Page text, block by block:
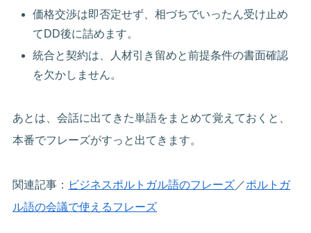
価格交渉は即否定せず、相づちでいったん受け止め
てDD後に詰めます。
統合と契約は、人材引き留めと前提条件の書面確認
を欠かしません。
あとは、会話に出てきた単語をまとめて覚えておくと、
本番でフレーズがすっと出てきます。
関連記事： ビジネスポルトガル語のフレーズ／ポルトガ
ル語の会議で使えるフレーズ